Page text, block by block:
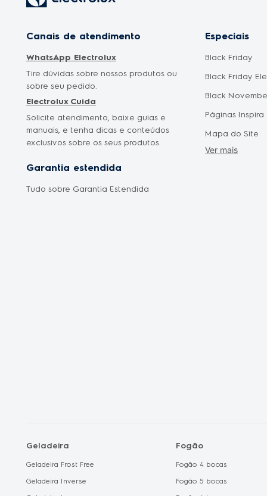
Canais de atendimento
WhatsApp Electrolux
Tire dúvidas sobre nossos produtos ou
sobre seu pedido.
Electrolux Cuida
Solicite atendimento, baixe guias e
manuais, e tenha dicas e conteúdos
exclusivos sobre os seus produtos.
Garantia estendida
Tudo sobre Garantia Estendida
Especiais
Black Friday
Black Friday
Black
Páginas Inspira
Mapa do Site
Cyber Monday
Ver mais
Geladeira
Geladeira Frost Free
Geladeira Inverse
Fogão
Fogão 4 bocas
Fogão 5 bocas